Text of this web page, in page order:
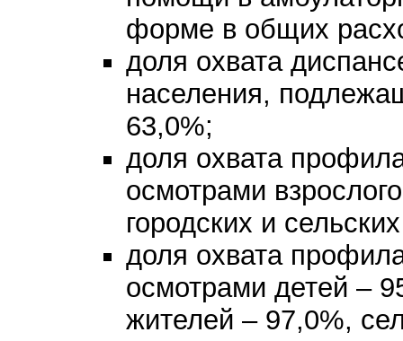
форме в общих
доля охвата
населения,
63,0%;
доля охвата
осмотрами
городских и
доля охвата
осмотрами детей –
жителей – 97,0%,